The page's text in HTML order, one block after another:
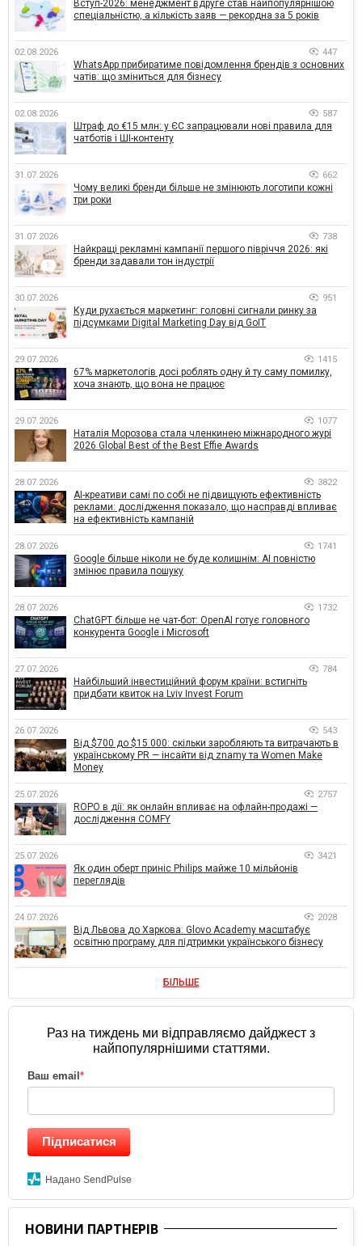
Вступ-2026: менеджмент вдруге став найпопулярнішою
спеціальністю, а кількість заяв — рекордна за 5 років
02.08.2026 447
WhatsApp прибиратиме повідомлення брендів з основних
чатів: що зміниться для бізнесу
02.08.2026 587
Штраф до €15 млн: у ЄС запрацювали нові правила для
чатботів і ШІ-контенту
31.07.2026 662
Чому великі бренди більше не змінюють логотипи кожні
три роки
31.07.2026 738
Найкращі рекламні кампанії першого півріччя 2026: які
бренди задавали тон індустрії
30.07.2026 951
Куди рухається маркетинг: головні сигнали ринку за
підсумками Digital Marketing Day від GoIT
29.07.2026 1415
67% маркетологів досі роблять одну й ту саму помилку,
хоча знають, що вона не працює
29.07.2026 1077
Наталія Морозова стала членкинею міжнародного журі
2026 Global Best of the Best Effie Awards
28.07.2026 3822
AI-креативи самі по собі не підвищують ефективність
реклами: дослідження показало, що насправді впливає
на ефективність кампаній
28.07.2026 1741
Google більше ніколи не буде колишнім: AI повністю
змінює правила пошуку
28.07.2026 1732
ChatGPT більше не чат-бот: OpenAI готує головного
конкурента Google і Microsoft
27.07.2026 784
Найбільший інвестиційний форум країни: встигніть
придбати квиток на Lviv Invest Forum
26.07.2026 543
Від $700 до $15 000: скільки заробляють та витрачають в
українському PR — інсайти від znamy та Women Make
Money
25.07.2026 2757
ROPO в дії: як онлайн впливає на офлайн-продажі —
дослідження COMFY
25.07.2026 3421
Як один оберт приніс Philips майже 10 мільйонів
переглядів
24.07.2026 2028
Від Львова до Харкова: Glovo Academy масштабує
освітню програму для підтримки українського бізнесу
БІЛЬШЕ
Раз на тиждень ми відправляємо дайджест з
найпопулярнішими статтями.
Ваш email*
Підписатися
Надано SendPulse
НОВИНИ ПАРТНЕРІВ